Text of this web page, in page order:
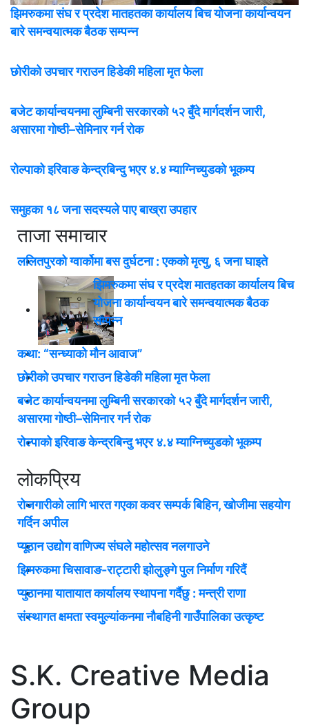
झिमरुकमा संघ र प्रदेश मातहतका कार्यालय बिच योजना कार्यान्वयन
बारे समन्वयात्मक बैठक सम्पन्न
छोरीको उपचार गराउन हिडेकी महिला मृत फेला
बजेट कार्यान्वयनमा लुम्बिनी सरकारको ५२ बुँदे मार्गदर्शन जारी,
असारमा गोष्ठी–सेमिनार गर्न रोक
रोल्पाको इरिवाङ केन्द्रबिन्दु भएर ४.४ म्याग्निच्युडको भूकम्प
समुहका १८ जना सदस्यले पाए बाख्रा उपहार
ताजा समाचार
ललितपुरको ग्वार्कोमा बस दुर्घटना : एकको मृत्यु, ६ जना घाइते
झिमरुकमा संघ र प्रदेश मातहतका कार्यालय बिच
योजना कार्यान्वयन बारे समन्वयात्मक बैठक
सम्पन्न
कथा: “सन्ध्याको मौन आवाज”
छोरीको उपचार गराउन हिडेकी महिला मृत फेला
बजेट कार्यान्वयनमा लुम्बिनी सरकारको ५२ बुँदे मार्गदर्शन जारी,
असारमा गोष्ठी–सेमिनार गर्न रोक
रोल्पाको इरिवाङ केन्द्रबिन्दु भएर ४.४ म्याग्निच्युडको भूकम्प
लोकप्रिय
रोजगारीको लागि भारत गएका कवर सम्पर्क बिहिन, खोजीमा सहयोग
गर्दिन अपील
प्यूठान उद्योग वाणिज्य संघले महोत्सव नलगाउने
झिमरुकमा चिसावाङ-राट्टारी झोलुङ्गे पुल निर्माण गरिदैं
प्युठानमा यातायात कार्यालय स्थापना गर्दैछु : मन्त्री राणा
संस्थागत क्षमता स्वमुल्यांकनमा नौबहिनी गाउँपालिका उत्कृष्ट
S.K. Creative Media
Group